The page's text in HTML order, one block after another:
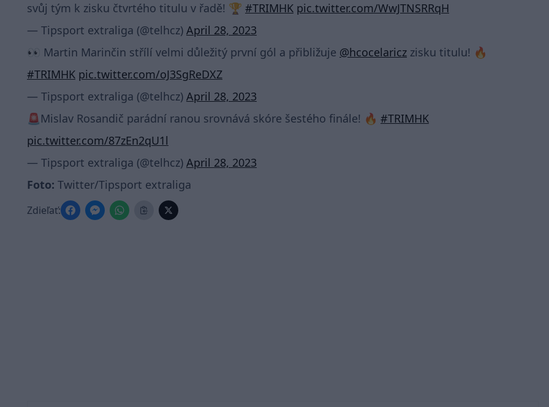
svůj tým k zisku čtvrtého titulu v řadě! 🏆 #TRIMHK pic.twitter.com/WwJTNSRRqH
— Tipsport extraliga (@telhcz) April 28, 2023
👀 Martin Marinčin střílí velmi důležitý první gól a přibližuje @hcocelaricz zisku titulu! 🔥
#TRIMHK pic.twitter.com/oJ3SgReDXZ
— Tipsport extraliga (@telhcz) April 28, 2023
🚨Mislav Rosandič parádní ranou srovnává skóre šestého finále! 🔥 #TRIMHK
pic.twitter.com/87zEn2qU1l
— Tipsport extraliga (@telhcz) April 28, 2023
Foto: Twitter/Tipsport extraliga
Zdieľať: